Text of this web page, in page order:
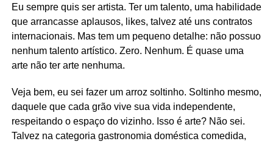
Eu sempre quis ser artista. Ter um talento, uma habilidade
que arrancasse aplausos, likes, talvez até uns contratos
internacionais. Mas tem um pequeno detalhe: não possuo
nenhum talento artístico. Zero. Nenhum. É quase uma
arte não ter arte nenhuma.
Veja bem, eu sei fazer um arroz soltinho. Soltinho mesmo,
daquele que cada grão vive sua vida independente,
respeitando o espaço do vizinho. Isso é arte? Não sei.
Talvez na categoria gastronomia doméstica comedida,